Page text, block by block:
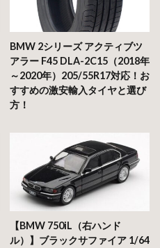
BMW 2シリーズ アクティブツ
アラー F45 DLA-2C15（2018年
～2020年）205/55R17対応！お
すすめの激安輸入タイヤと選び
方！
【BMW 750iL（右ハンド
ル）】ブラックサファイア 1/64